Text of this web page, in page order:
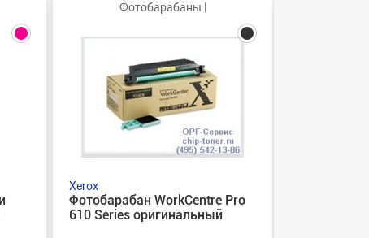
Фотобарабаны |
Xerox
Фотобарабан WorkCentre Pro
610 Series оригинальный